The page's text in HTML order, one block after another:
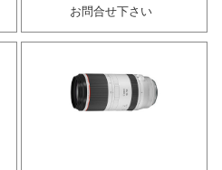
お問合せ下さい